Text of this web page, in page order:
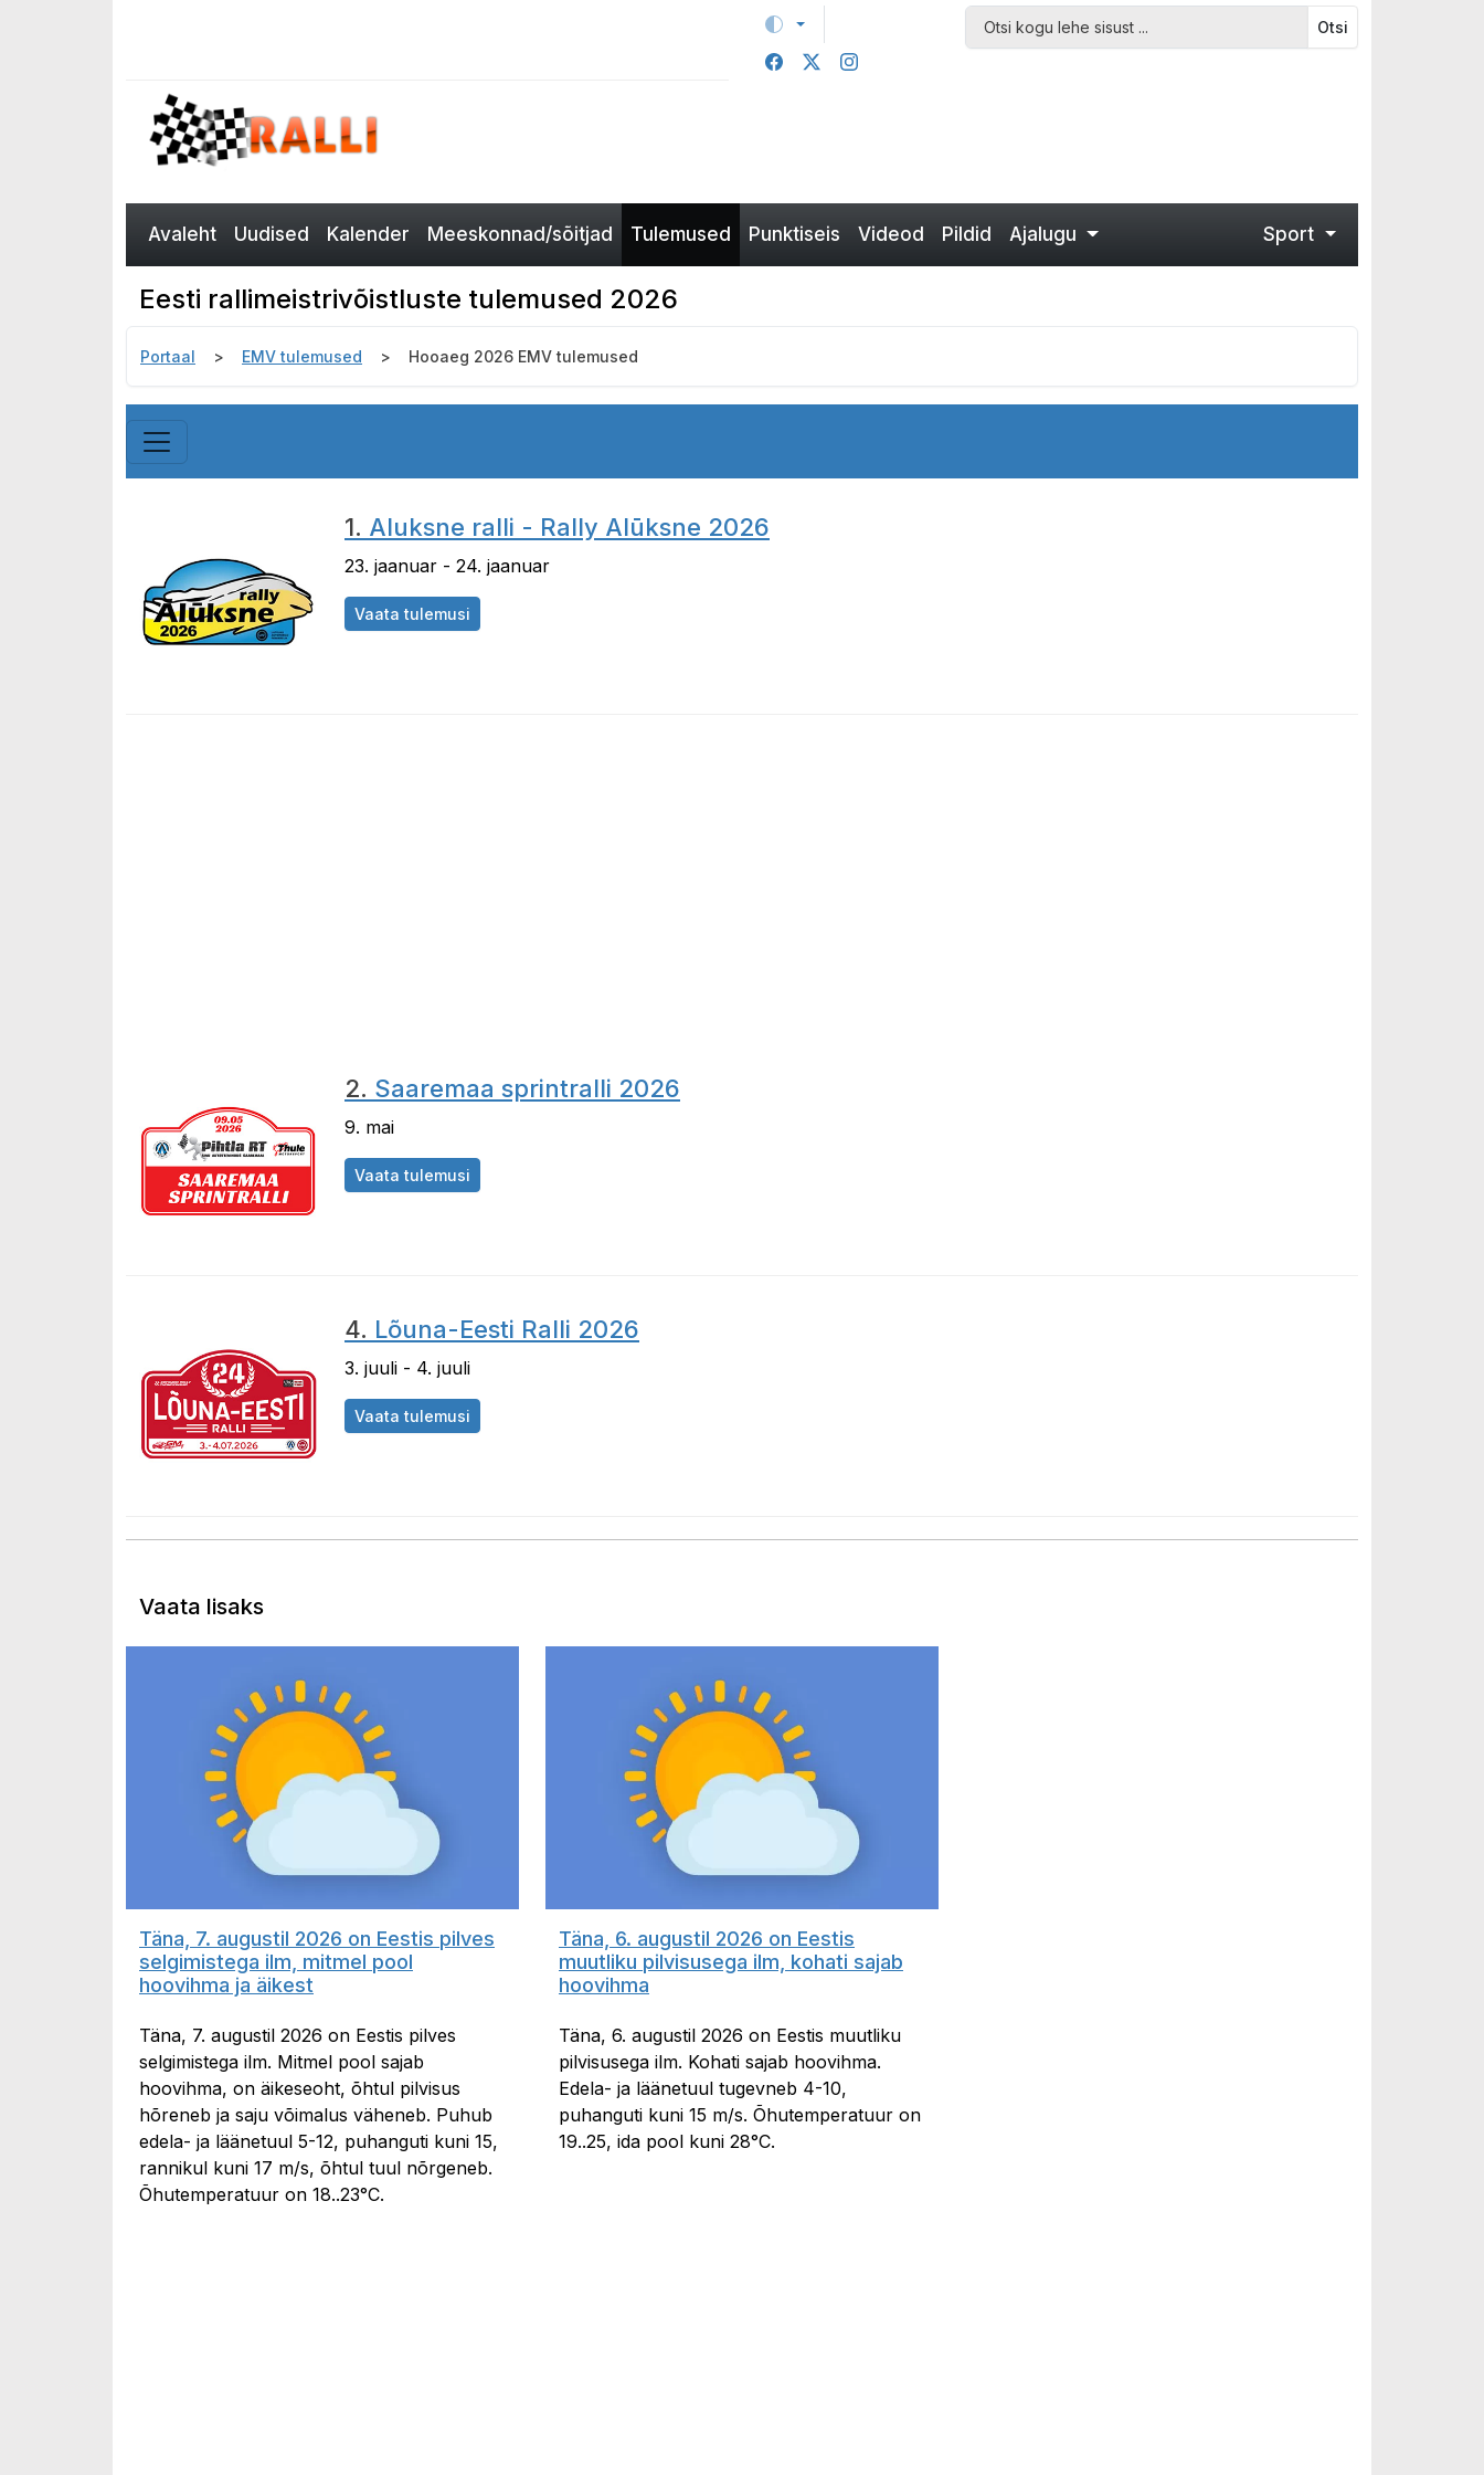
Otsi
Avaleht Uudised Kalender Meeskonnad/sõitjad Tulemused Punktiseis Videod Pildid Ajalugu Sport
Eesti rallimeistrivõistluste tulemused 2026
Portaal EMV tulemused Hooaeg 2026 EMV tulemused
1. Aluksne ralli - Rally Alūksne 2026
23. jaanuar - 24. jaanuar
Vaata tulemusi
2. Saaremaa sprintralli 2026
9. mai
Vaata tulemusi
4. Lõuna-Eesti Ralli 2026
3. juuli - 4. juuli
Vaata tulemusi
Vaata lisaks
Täna, 7. augustil 2026 on Eestis pilves
selgimistega ilm, mitmel pool
hoovihma ja äikest
Täna, 7. augustil 2026 on Eestis pilves
selgimistega ilm. Mitmel pool sajab
hoovihma, on äikeseoht, õhtul pilvisus
hõreneb ja saju võimalus väheneb. Puhub
edela- ja läänetuul 5-12, puhanguti kuni 15,
rannikul kuni 17 m/s, õhtul tuul nõrgeneb.
Õhutemperatuur on 18..23°C.
Täna, 6. augustil 2026 on Eestis
muutliku pilvisusega ilm, kohati sajab
hoovihma
Täna, 6. augustil 2026 on Eestis muutliku
pilvisusega ilm. Kohati sajab hoovihma.
Edela- ja läänetuul tugevneb 4-10,
puhanguti kuni 15 m/s. Õhutemperatuur on
19..25, ida pool kuni 28°C.